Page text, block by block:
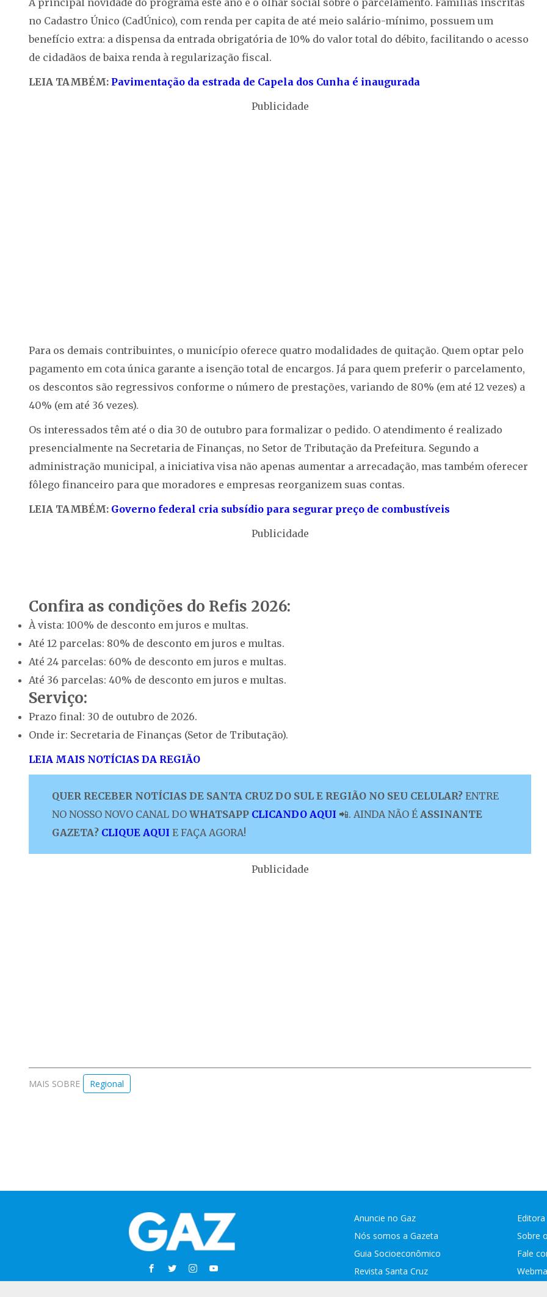
A principal novidade do programa este ano é o olhar social sobre o parcelamento. Famílias inscritas
no Cadastro Único (CadÚnico), com renda per capita de até meio salário-mínimo, possuem um
benefício extra: a dispensa da entrada obrigatória de 10% do valor total do débito, facilitando o acesso
de cidadãos de baixa renda à regularização fiscal.
LEIA TAMBÉM: Pavimentação da estrada de Capela dos Cunha é inaugurada
Publicidade
Para os demais contribuintes, o município oferece quatro modalidades de quitação. Quem optar pelo
pagamento em cota única garante a isenção total de encargos. Já para quem preferir o parcelamento,
os descontos são regressivos conforme o número de prestações, variando de 80% (em até 12 vezes) a
40% (em até 36 vezes).
Os interessados têm até o dia 30 de outubro para formalizar o pedido. O atendimento é realizado
presencialmente na Secretaria de Finanças, no Setor de Tributação da Prefeitura. Segundo a
administração municipal, a iniciativa visa não apenas aumentar a arrecadação, mas também oferecer
fôlego financeiro para que moradores e empresas reorganizem suas contas.
LEIA TAMBÉM: Governo federal cria subsídio para segurar preço de combustíveis
Publicidade
Confira as condições do Refis 2026:
À vista: 100% de desconto em juros e multas.
Até 12 parcelas: 80% de desconto em juros e multas.
Até 24 parcelas: 60% de desconto em juros e multas.
Até 36 parcelas: 40% de desconto em juros e multas.
Serviço:
Prazo final: 30 de outubro de 2026.
Onde ir: Secretaria de Finanças (Setor de Tributação).
LEIA MAIS NOTÍCIAS DA REGIÃO
QUER RECEBER NOTÍCIAS DE SANTA CRUZ DO SUL E REGIÃO NO SEU CELULAR? ENTRE
NO NOSSO NOVO CANAL DO WHATSAPP CLICANDO AQUI 📲. AINDA NÃO É ASSINANTE
GAZETA? CLIQUE AQUI E FAÇA AGORA!
Publicidade
MAIS SOBRE Regional
Anuncie no Gaz
Nós somos a Gazeta
Guia Socioeconômico
Revista Santa Cruz
Sobre
Fale